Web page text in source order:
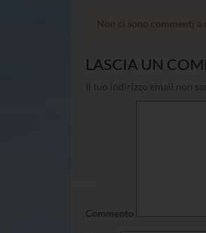
Non ci sono commenti a
LASCIA UN
Il tuo indirizzo email non
Commento